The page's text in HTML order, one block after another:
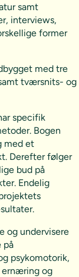
samt
interviews,
former
med tre
tværsnits- og
specifik
Bogen
med et
Derefter følger
bud på
Endelig
og undervisere
på
psykomotorik,
ernæring og